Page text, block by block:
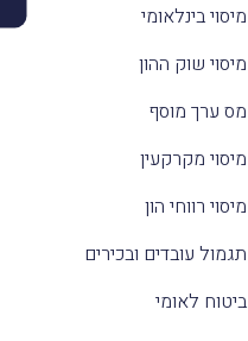
מיסוי בינלאומי
מיסוי שוק ההון
מס ערך מוסף
מיסוי מקרקעין
מיסוי רווחי הון
תגמול עובדים ובכירים
ביטוח לאומי